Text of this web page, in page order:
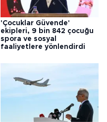
'Çocuklar Güvende'
ekipleri, 9 bin 842 çocuğu
spora ve sosyal
faaliyetlere yönlendirdi